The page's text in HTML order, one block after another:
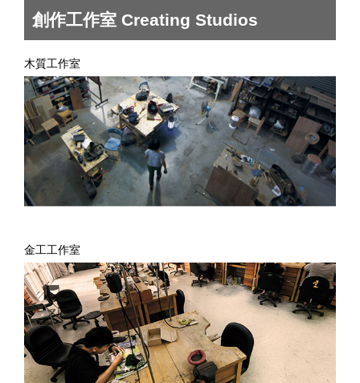
創作工作室 Creating Studios
木質工作室
金工工作室